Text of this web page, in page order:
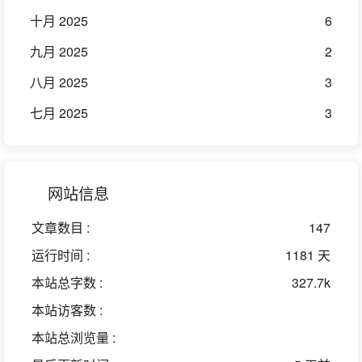
十月 2025
6
九月 2025
2
八月 2025
3
七月 2025
3
网站信息
文章数目 :
147
运行时间 :
1181 天
本站总字数 :
327.7k
本站访客数 :
本站总浏览量 :